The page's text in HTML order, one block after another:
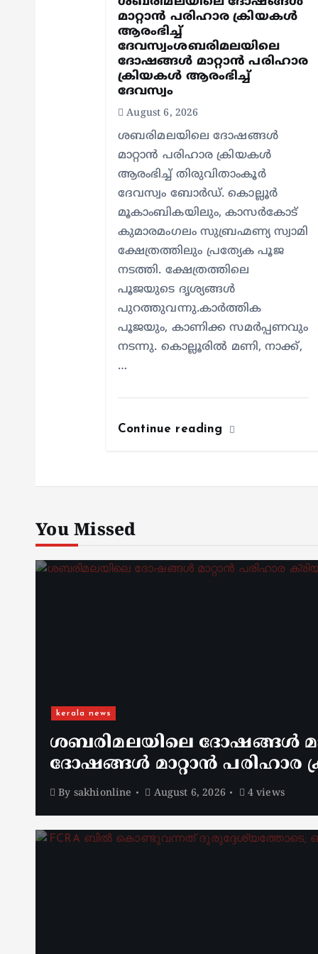
മാറ്റാൻ പരിഹാര ക്രിയകൾ
ആരംഭിച്ച്
ദേവസ്വംശബരിമലയിലെ
ദോഷങ്ങൾ മാറ്റാൻ പരിഹാര
ക്രിയകൾ ആരംഭിച്ച്
ദേവസ്വം
August 6, 2026
ശബരിമലയിലെ ദോഷങ്ങൾ
മാറ്റാൻ പരിഹാര ക്രിയകൾ
ആരംഭിച്ച് തിരുവിതാംകൂർ
ദേവസ്വം ബോർഡ്. കൊല്ലൂർ
മൂകാംബികയിലും, കാസർകോട്
കുമാരമംഗലം സുബ്രഹ്മണ്യ സ്വാമി
ക്ഷേത്രത്തിലും പ്രത്യേക പൂജ
നടത്തി. ക്ഷേത്രത്തിലെ
പൂജയുടെ ദൃശ്യങ്ങൾ
പുറത്തുവന്നു.കാർത്തിക
പൂജയും, കാണിക്ക സമർപ്പണവും
നടന്നു. കൊല്ലൂരിൽ മണി, നാക്ക്,
…
Continue reading
You Missed
kerala news
ശബരിമലയിലെ ദോഷങ്ങൾ
ദോഷങ്ങൾ മാറ്റാൻ പരിഹാര
By sakhionline August 6, 2026 4 views